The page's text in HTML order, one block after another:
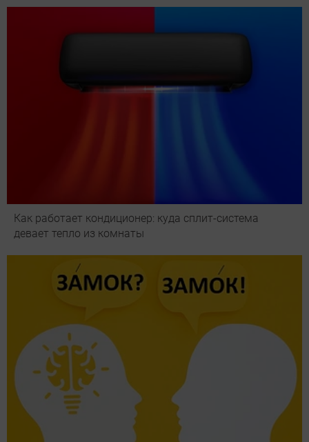
Как работает кондиционер: куда сплит-система
девает тепло из комнаты